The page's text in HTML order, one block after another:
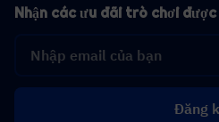
Nhận các ưu đãi trò chơi
Đăng